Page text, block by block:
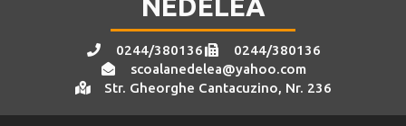
NEDELEA
0244/380136
0244/380136
scoalanedelea@yahoo.com
Str. Gheorghe Cantacuzino, Nr. 236